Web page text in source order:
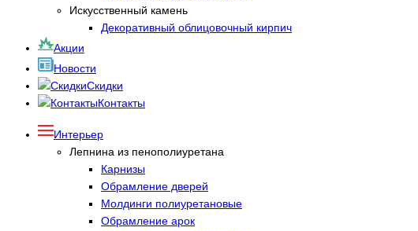
Искусственный камень
Декоративный облицовочный кирпич
Акции
Новости
Скидки
Контакты
Интерьер
Лепнина из пенополиуретана
Карнизы
Обрамление дверей
Молдинги полиуретановые
Обрамление арок